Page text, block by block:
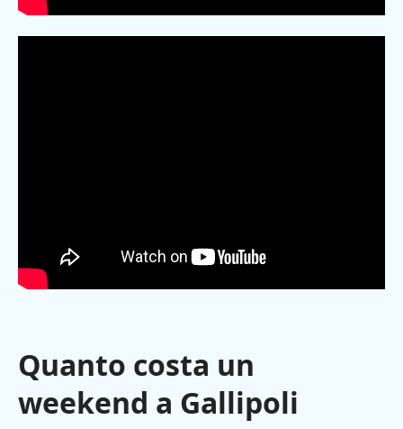
Quanto costa un
weekend a Gallipoli